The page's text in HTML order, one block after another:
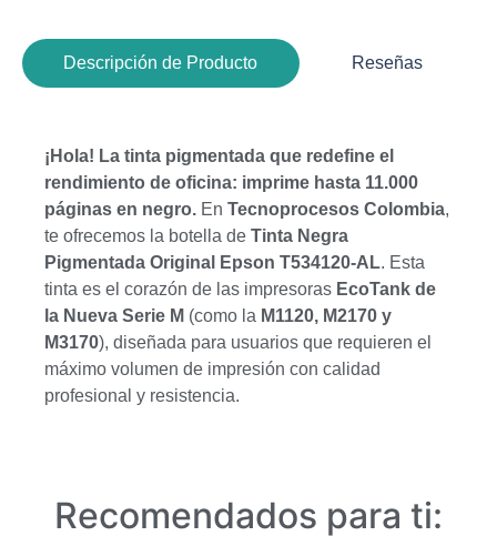
Descripción de Producto Reseñas
¡Hola! La tinta pigmentada que redefine el
rendimiento de oficina: imprime hasta 11.000
páginas en negro. En Tecnoprocesos Colombia,
te ofrecemos la botella de Tinta Negra
Pigmentada Original Epson T534120-AL. Esta
tinta es el corazón de las impresoras EcoTank de
la Nueva Serie M (como la M1120, M2170 y
M3170), diseñada para usuarios que requieren el
máximo volumen de impresión con calidad
profesional y resistencia.
Recomendados para ti: